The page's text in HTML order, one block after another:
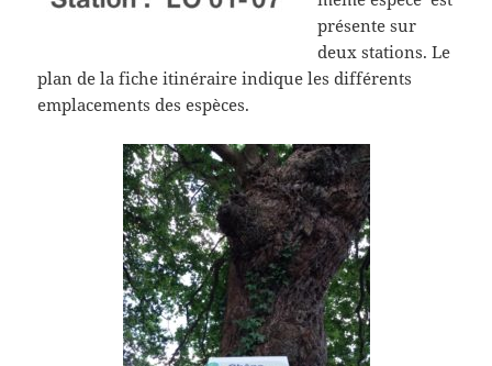
présente sur
deux stations. Le
plan de la fiche itinéraire indique les différents
emplacements des espèces.